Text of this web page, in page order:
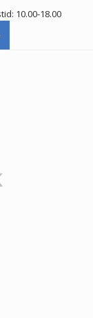
10.00-18.00